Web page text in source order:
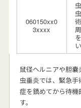
060150xx0
3xxxx
鼠径ヘルニアや胆嚢
虫垂炎では、緊急
症を鎮めてから待機
す。